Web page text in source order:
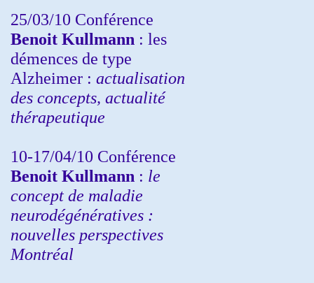
25/03/10 Conférence
Benoit Kullmann : les
démences de type
Alzheimer : actualisation
des concepts, actualité
thérapeutique
10-17/04/10 Conférence
Benoit Kullmann : le
concept de maladie
neurodégénératives :
nouvelles perspectives
Montréal